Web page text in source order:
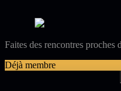
Faites des rencontres proches
Déjà membre